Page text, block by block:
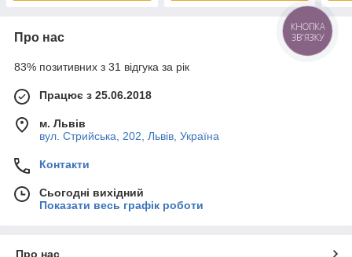
Про нас
83% позитивних з 31 відгука за рік
Працює з 25.06.2018
м. Львів
вул. Стрийська, 202, Львів, Україна
Контакти
Сьогодні вихідний
Показати весь графік роботи
Про нас
КНОПКА
ЗВ'ЯЗКУ